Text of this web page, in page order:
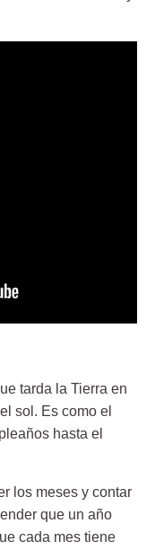
tarda la Tierra en
sol. Es como el
hasta el
los meses y contar
que un año
cada mes tiene